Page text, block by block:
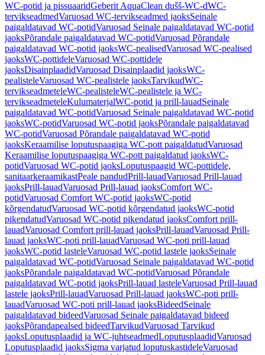
WC-potid ja pissuaaridGeberit AquaClean dušš-WC-dWC-
tervikseadmedVaruosad WC-tervikseadmed jaoksSeinale
paigaldatavad WC-potidVaruosad Seinale paigaldatavad WC-potid
jaoksPõrandale paigaldatavad WC-potidVaruosad Põrandale
paigaldatavad WC-potid jaoksWC-pealisedVaruosad WC-pealised
jaoksWC-pottideleVaruosad WC-pottidele
jaoksDisainplaadidVaruosad Disainplaadid jaoksWC-
pealisteleVaruosad WC-pealistele jaoksTarvikudWC-
tervikseadmeteleWC-pealisteleWC-pealistele ja WC-
tervikseadmeteleKulumaterjalWC-potid ja prill-lauadSeinale
paigaldatavad WC-potidVaruosad Seinale paigaldatavad WC-potid
jaoksWC-potidVaruosad WC-potid jaoksPõrandale paigaldatavad
WC-potidVaruosad Põrandale paigaldatavad WC-potid
jaoksKeraamilise loputuspaagiga WC-pott paigaldatudVaruosad
Keraamilise loputuspaagiga WC-pott paigaldatud jaoksWC-
potidVaruosad WC-potid jaoksLoputuspaagid WC-pottidele,
sanitaarkeraamikastPeale pandudPrill-lauadVaruosad Prill-lauad
jaoksPrill-lauadVaruosad Prill-lauad jaoksComfort WC-
potidVaruosad Comfort WC-potid jaoksWC-potid
kõrgendatudVaruosad WC-potid kõrgendatud jaoksWC-potid
pikendatudVaruosad WC-potid pikendatud jaoksComfort prill-
lauadVaruosad Comfort prill-lauad jaoksPrill-lauadVaruosad Prill-
lauad jaoksWC-poti prill-lauadVaruosad WC-poti prill-lauad
jaoksWC-potid lasteleVaruosad WC-potid lastele jaoksSeinale
paigaldatavad WC-potidVaruosad Seinale paigaldatavad WC-potid
jaoksPõrandale paigaldatavad WC-potidVaruosad Põrandale
paigaldatavad WC-potid jaoksPrill-lauad lasteleVaruosad Prill-lauad
lastele jaoksPrill-lauadVaruosad Prill-lauad jaoksWC-poti prill-
lauadVaruosad WC-poti prill-lauad jaoksBideedSeinale
paigaldatavad bideedVaruosad Seinale paigaldatavad bideed
jaoksPõrandapealsed bideedTarvikudVaruosad Tarvikud
jaoksLoputusplaadid ja WC-juhtseadmedLoputusplaadidVaruosad
Loputusplaadid jaoksSigma varjatud loputuskastideleVaruosad